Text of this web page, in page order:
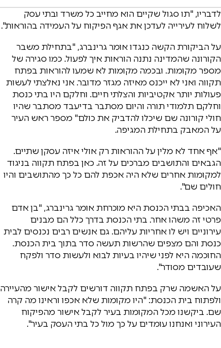
לדבריו, "תו סגול שקיים הוא מחייב כל משרד ובתי עסק
לשלוח לעירייה לעדכן את אגף הפיקוח על העמידה בהוראות".
על הביקורת הקשה כנגדו אומר גרינברג, "בתחילת משבר
הקורונה שהמדינה נתנה הוראות איך לפעול. כמו סגירה של
מספר מקומות. ובכמה מקומות לא שמעו להוראות בפתח
תקווה ואני לא ייכנס מאיזה מגזר מדובר. אני נאלצתי לעשות
פעולות יותר אקטיביות והצלתי חיים. וחלקם היו בתי כנסת
וחלקם תלמודי תורה והיום מסתבר בדיעבד מסתבר שהיו
חולי קורונה שם שיכלו להדביק את כולם" מספר ראש העיר
על המאבק בתחילת המגיפה.
"אף אחד לא מלין על ההוראות רק אולי איזה עסקן שתיים.
הגבאים והתושבים מברכים על זה. כאן בפתח תקווה בניגוד
למקומות אחרים שלא היה אכפת להם כל כך מהתושבים והיו
חולים שם".
האכיפה בבתי הכנסת היא מוכרחת אומר גרינברג, "בן אדם
פרטי זה משהו אחר. בתי הכנסת בדרך כלל הם מבנים
עירוניים ויש לו אחריות עליהם. גם אנשים רבים נכנסים לבית
כנסת והם מצפים שהרשות תעשה סדר בתוך בית הכנסת.
החוכמה היא לפני שיהיו בעיות לבוא ולעשות סדר ולפקח
שעובדים מסודר".
על האשמה שרק בפתח תקווה דורשים לקבל אישור מהעיירה
ולפתוח בית הכנסת: "היו מקומות שלא אכפו וראינו מה קרה
שם. ביקשנו מכל המקומות בעיר לקבל אישור מהפיקוח
העירוני ואנחנו עומדים על כך מול כל בתי העסק בעיר".